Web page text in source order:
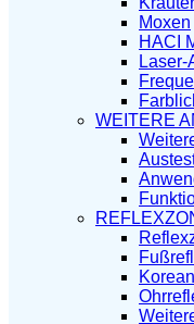
Moxen
HACI
Laser-
WEITERE